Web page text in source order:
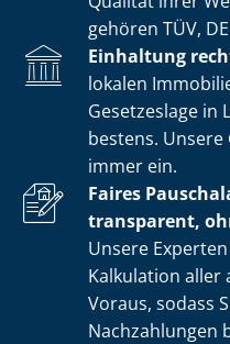
gehören TÜV,
Einhaltung
lokalen
Gesetzeslage in
bestens.
immer ein.
Faires
transparent,
Unsere
Kalkulation aller
Voraus, sodass
Nachzahlungen